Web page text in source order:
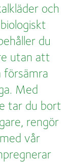
och
du
utan att
försämra
Med
tar du bort
rengör
vår